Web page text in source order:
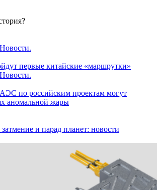
Новости.
первые китайские «маршрутки»
Новости.
по российским проектам могут
аномальной жары
и парад планет: новости